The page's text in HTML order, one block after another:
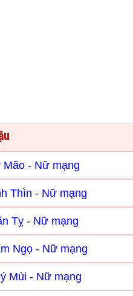
Mão - Nữ mạng
Thìn - Nữ mạng
Tỵ - Nữ mạng
Ngọ - Nữ mạng
Mùi - Nữ mạng